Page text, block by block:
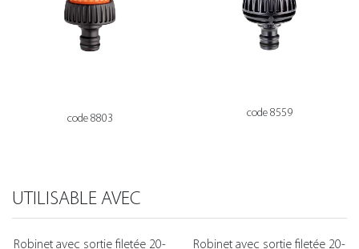
code 8803 code 8559
UTILISABLE AVEC
Robinet avec sortie filetée 20-
Robinet avec sortie filetée 20-